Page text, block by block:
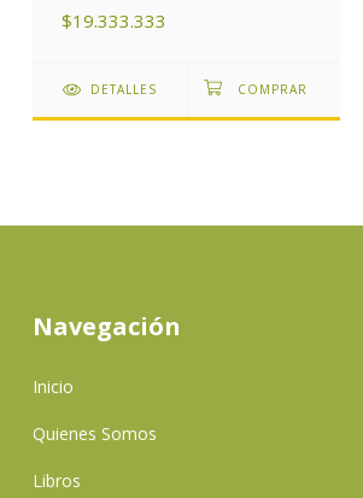
Argentina
$19.333.333
DETALLES
Navegación
Inicio
Quienes Somos
Libros